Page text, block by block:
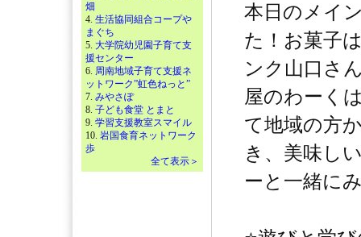
畑
4. 生活協同組合コープや
まぐち
5. 大学院幼児園子育て支
援センター
6. 周南地域子育て支援ネ
ットワーク”虹色ねっと”
7. みやさぽ
8. 子ども食堂 とまと
9. 学習支援教室スマイル
10. 岩国食育ネットワーク
歩
全て表示＞
本日のメイ
た！お菓子
ンク山口さ
屋のわーく
て地域の方
き、美味し
ーと一緒に